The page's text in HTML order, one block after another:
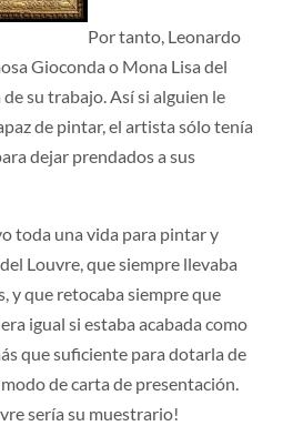
Por tanto, Leonardo
Gioconda o Mona Lisa del
su trabajo. Así si alguien le
de pintar, el artista sólo tenía
dejar prendados a sus
toda una vida para pintar y
Louvre, que siempre llevaba
y que retocaba siempre que
igual si estaba acabada como
que suficiente para dotarla de
de carta de presentación.
sería su muestrario!